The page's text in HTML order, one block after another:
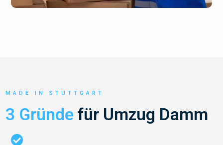
MADE IN STUTTGART
3 Gründe für Umzug Damm